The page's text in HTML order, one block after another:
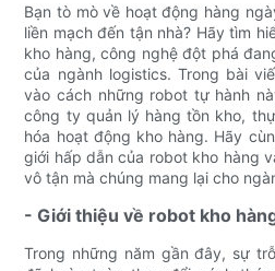
Bạn tò mò về hoạt động hàng
liền mạch đến tận nhà? Hãy tìm
kho hàng, công nghệ đột phá
của ngành logistics. Trong bài
vào cách những robot tự hành
công ty quản lý hàng tồn kho,
hóa hoạt động kho hàng. Hãy
giới hấp dẫn của robot kho hàng
vô tận mà chúng mang lại cho
- Giới thiệu về robot kho
Trong những năm gần đây, sự